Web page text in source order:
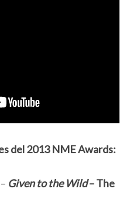
del 2013 NME Awards:
Given to the Wild– The